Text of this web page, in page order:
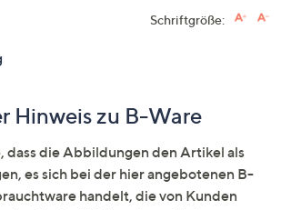
Schriftgröße:
Hinweis zu B-Ware
dass die Abbildungen den Artikel als
es sich bei der hier angebotenen B-
handelt, die von Kunden